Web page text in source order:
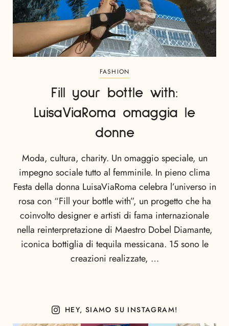
FASHION
Fill your bottle with:
LuisaViaRoma omaggia le
donne
Moda, cultura, charity. Un omaggio speciale, un
impegno sociale tutto al femminile. In pieno clima
Festa della donna LuisaViaRoma celebra l’universo in
rosa con “Fill your bottle with”, un progetto che ha
coinvolto designer e artisti di fama internazionale
nella reinterpretazione di Maestro Dobel Diamante,
iconica bottiglia di tequila messicana. 15 sono le
creazioni realizzate, …
HEY, SIAMO SU INSTAGRAM!